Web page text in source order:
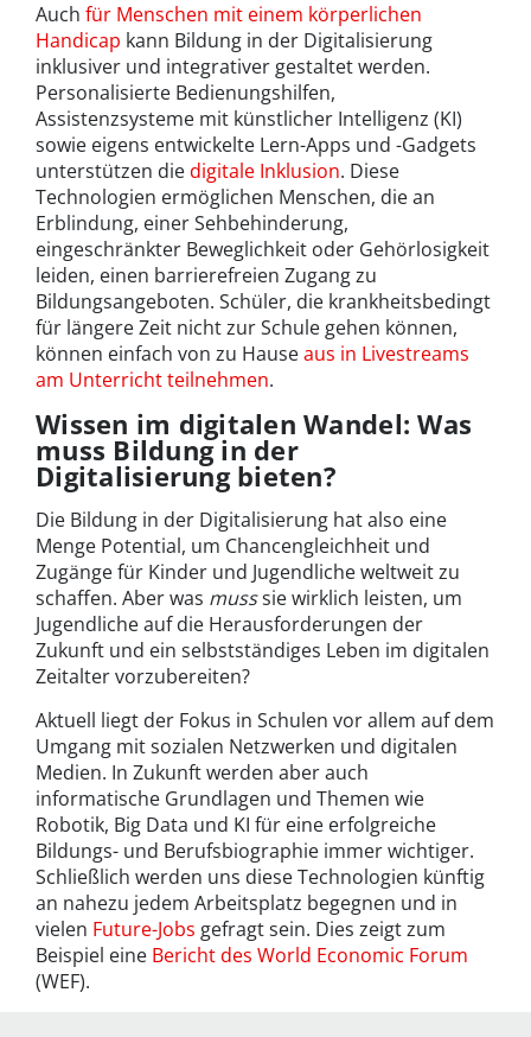
Auch für Menschen mit einem körperlichen
Handicap kann Bildung in der Digitalisierung
inklusiver und integrativer gestaltet werden.
Personalisierte Bedienungshilfen,
Assistenzsysteme mit künstlicher Intelligenz (KI)
sowie eigens entwickelte Lern-Apps und -Gadgets
unterstützen diedigitale Inklusion. Diese
Technologien ermöglichen Menschen, die an
Erblindung, einer Sehbehinderung,
eingeschränkter Beweglichkeit oder Gehörlosigkeit
leiden, einen barrierefreien Zugang zu
Bildungsangeboten. Schüler, die krankheitsbedingt
für längere Zeit nicht zur Schule gehen können,
können einfach von zu Hauseaus in Livestreams
am Unterricht teilnehmen.
Wissen im digitalen Wandel: Was
muss Bildung in der
Digitalisierung bieten?
Die Bildung in der Digitalisierung hat also eine
Menge Potential, um Chancengleichheit und
Zugänge für Kinder und Jugendliche weltweit zu
schaffen. Aber was musssie wirklich leisten, um
Jugendliche auf die Herausforderungen der
Zukunft und ein selbstständiges Leben im digitalen
Zeitalter vorzubereiten?
Aktuell liegt der Fokus in Schulen vor allem auf dem
Umgang mit sozialen Netzwerken und digitalen
Medien. In Zukunft werden aber auch
informatische Grundlagen und Themen wie
Robotik, Big Data und KI für eine erfolgreiche
Bildungs- und Berufsbiographie immer wichtiger.
Schließlich werden uns diese Technologien künftig
an nahezu jedem Arbeitsplatz begegnen und in
vielen Future-Jobs gefragt sein. Dies zeigt zum
Beispiel eine Bericht des World Economic Forum
(WEF).